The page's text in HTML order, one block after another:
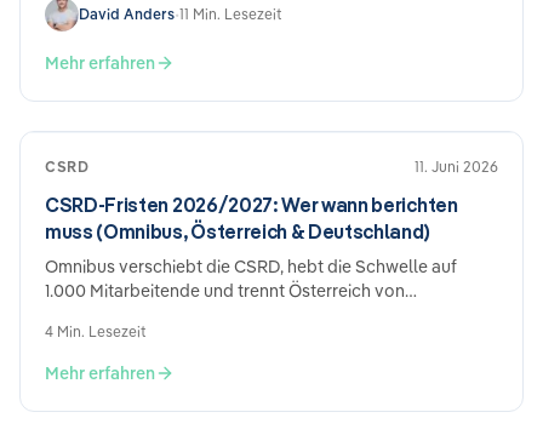
Risiken und Chancen (IROs) aus zwei Richtungen - Impact
(Wirkung deines Unternehmens nach außen) und
finanziell (Wirkung von Nachhaltigkeitsthemen auf dein
überarbeiteten ESRS: Themenbasis → Top-down-
Abschichtung → IROs identifizieren → Stakeholder-Input →
David Anders•11 Min. Lesezeit
Mehr erfahren
CSRD 11. Juni 2026
CSRD-Fristen 2026/2027: Wer wann berichten
muss (Omnibus, Österreich & Deutschland)
Omnibus verschiebt die CSRD, hebt die Schwelle auf
1.000 Mitarbeitende und trennt Österreich von
Stand.
4 Min. Lesezeit
Mehr erfahren